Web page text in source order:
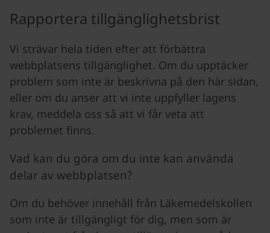
Rapportera tillgänglighetsbrist
Vi strävar hela tiden efter att förbättra
webbplatsens tillgänglighet. Om du upptäcker
problem som inte är beskrivna på den här sidan,
eller om du anser att vi inte uppfyller lagens
krav, meddela oss så att vi får veta att
problemet finns.
Vad kan du göra om du inte kan använda
delar av webbplatsen?
Om du behöver innehåll från Läkemedelskollen
som inte är tillgängligt för dig, men som är